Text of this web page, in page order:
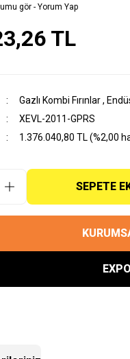
gör - Yorum Yap
TL
Gazlı Kombi Fırınlar ,
XEVL-2011-GPRS
1.376.040,80 TL (%2,00
SEPETE